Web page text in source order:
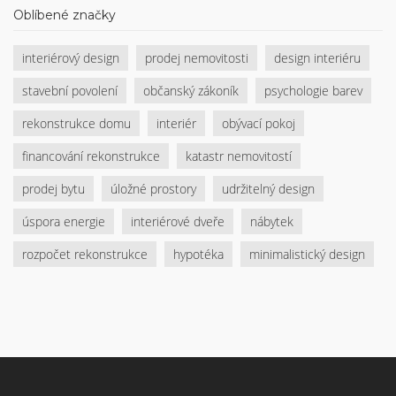
Oblíbené značky
interiérový design prodej nemovitosti
design interiéru
stavební povolení
občanský zákoník
psychologie barev
rekonstrukce domu
interiér
obývací pokoj
financování rekonstrukce
katastr nemovitostí
prodej bytu
úložné prostory
udržitelný design
úspora energie
interiérové dveře
nábytek
rozpočet rekonstrukce
hypotéka minimalistický design